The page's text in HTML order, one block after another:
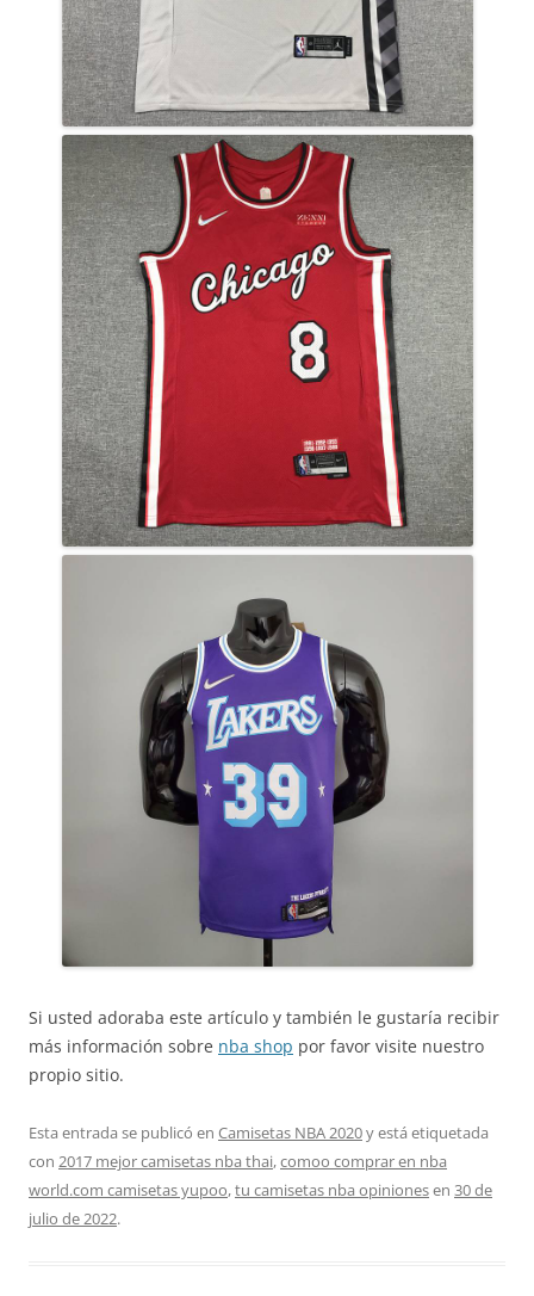
Si usted adoraba este artículo y también le gustaría recibir
más información sobre nba shop por favor visite nuestro
propio sitio.
Esta entrada se publicó en Camisetas NBA 2020y está etiquetada
con 2017 mejor camisetas nba thai,comoo comprar en nba
world.com camisetas yupoo,tu camisetas nba opinionesen 30 de
julio de 2022.